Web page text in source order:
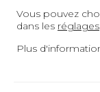
tout défaut de
Vous pouvez
dans les réglages
Plus